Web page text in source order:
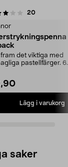
20
fram det viktiga med
pastellfärger. 6
Lägg i varukorg
3.0av 5 stjärnor
saker